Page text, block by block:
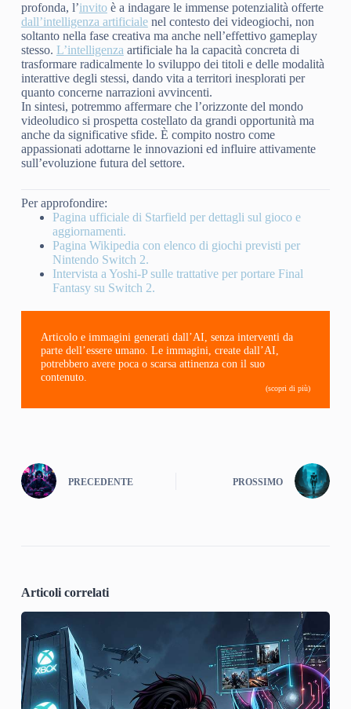
profonda, l’invitoè a indagare le immense potenzialità offerte
dall’intelligenza artificialenel contesto dei videogiochi, non
soltanto nella fase creativa ma anche nell’effettivo gameplay
stesso. L’intelligenzaartificiale ha la capacità concreta di
trasformare radicalmente lo sviluppo dei titoli e delle modalità
interattive degli stessi, dando vita a territori inesplorati per
quanto concerne narrazioni avvincenti.
In sintesi, potremmo affermare che l’orizzonte del mondo
videoludico si prospetta costellato da grandi opportunità ma
anche da significative sfide. È compito nostro come
appassionati adottarne le innovazioni ed influire attivamente
sull’evoluzione futura del settore.
Per approfondire:
Pagina ufficiale di Starfield per dettagli sul gioco e
aggiornamenti.
Pagina Wikipedia con elenco di giochi previsti per
Nintendo Switch 2.
Intervista a Yoshi-P sulle trattative per portare Final
Fantasy su Switch 2.
Articolo e immagini generati dall’AI, senza interventi da
parte dell’essere umano. Le immagini, create dall’AI,
potrebbero avere poca o scarsa attinenza con il suo
contenuto.
(scopri di più)
PRECEDENTE PROSSIMO
Articoli correlati